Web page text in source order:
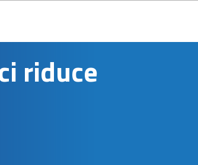
riduce